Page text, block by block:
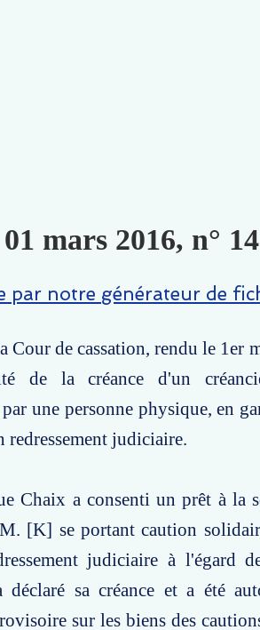
mars 2016, n°
par notre générateur de
Cour de cassation, rendu le 1er
de la créance d'un
une personne physique, en
judiciaire.
Chaix a consenti un prêt à la
[K] se portant caution
judiciaire à l'égard
sa créance et a été
sur les biens des